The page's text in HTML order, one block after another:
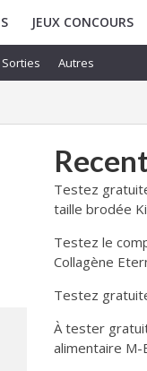
JEUX CONCOURS
Sorties Autres
Testez
taille brodée
Testez le
Collagène
Testez
À tester
alimentaire M-